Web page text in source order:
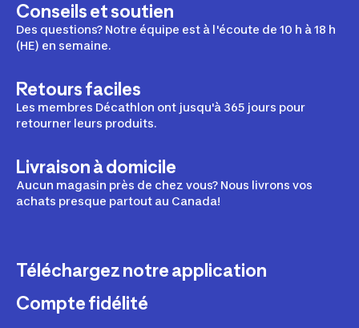
Conseils et soutien
Des questions? Notre équipe est à l'écoute de 10 h à 18 h
(HE) en semaine.
Retours faciles
Les membres Décathlon ont jusqu'à 365 jours pour
retourner leurs produits.
Livraison à domicile
Aucun magasin près de chez vous? Nous livrons vos
achats presque partout au Canada!
Téléchargez notre application
Compte fidélité